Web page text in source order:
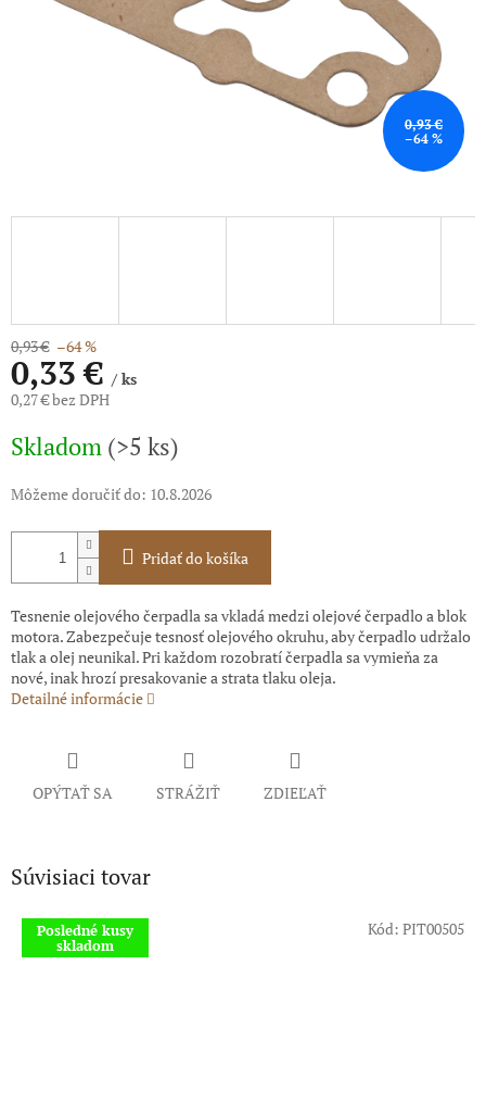
0,93 €
–64 %
0,93 € –64 %
0,33 €/ ks
0,27 € bez DPH
cena:
Skladom (>5 ks)
Môžeme doručiť do: 10.8.2026
Pridať do košíka
Tesnenie olejového čerpadla sa vkladá medzi olejové čerpadlo a blok
motora. Zabezpečuje tesnosť olejového okruhu, aby čerpadlo udržalo
tlak a olej neunikal. Pri každom rozobratí čerpadla sa vymieňa za
nové, inak hrozí presakovanie a strata tlaku oleja.
Detailné informácie
OPÝTAŤ SA STRÁŽIŤ ZDIEĽAŤ
Súvisiaci tovar
Posledné kusy
skladom
Kód: PIT00505